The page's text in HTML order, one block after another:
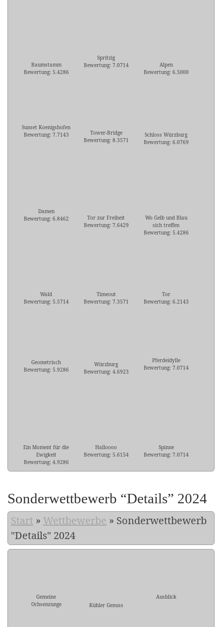
Baumstamm
Bewertung: 5.4286
Spritzig
Bewertung: 7.0714
Alpen
Bewertung: 6.5000
Sunset Koenigshofen
Bewertung: 7.7143
Tower-Bridge
Bewertung: 8.3571
Schloss Würzburg
Bewertung: 6.0769
Damen
Bewertung: 6.8462
Tor zur Freiheit
Bewertung: 7.6429
Wo Gelb und Blau
sich treffen
Bewertung: 5.4286
Wald
Bewertung: 5.5714
Timeout
Bewertung: 7.3571
Tor
Bewertung: 6.2143
Geometrisch
Bewertung: 5.9286
Würzburg
Bewertung: 4.6923
Pferdeidylle
Bewertung: 7.0714
Ein Moment für die
Ewigkeit
Bewertung: 4.9286
Halloooo
Bewertung: 5.6154
Spinne
Bewertung: 7.0714
Sonderwettbewerb “Details” 2024
Start » Wettbewerbe » Sonderwettbewerb
"Details" 2024
Gemeine
Ochsenzunge
Kühler Genuss
Ausblick